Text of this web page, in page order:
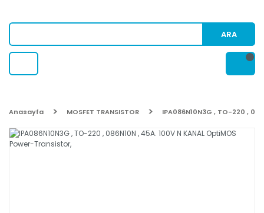
ARA
Anasayfa MOSFET TRANSISTOR IPA086N10N3G , TO-220 ,